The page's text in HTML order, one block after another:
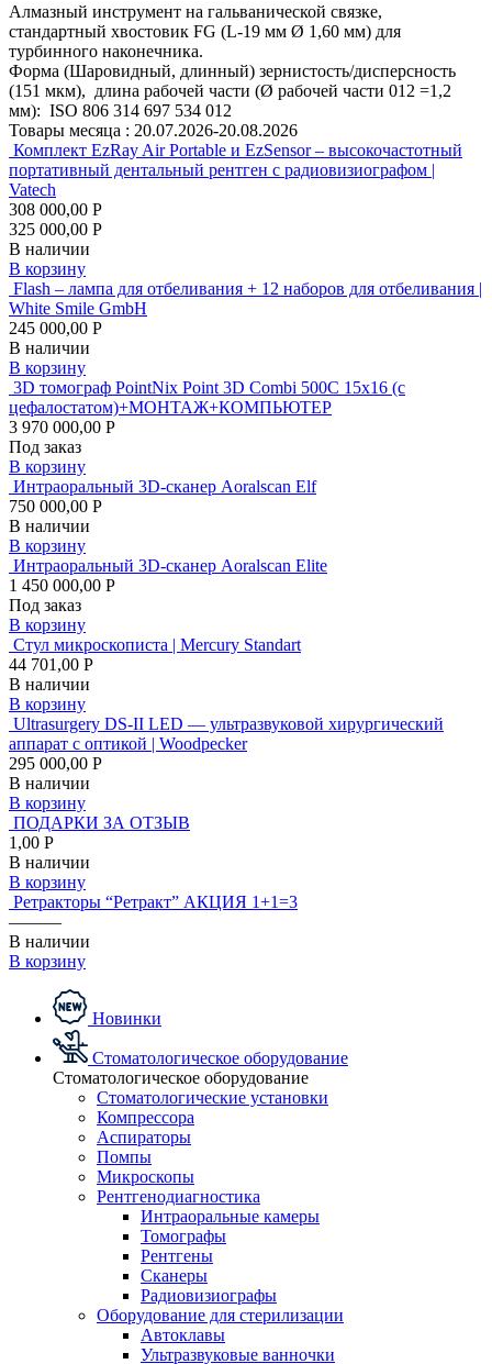
Алмазный инструмент на гальванической связке,
стандартный хвостовик FG (L-19 мм Ø 1,60 мм) для
турбинного наконечника.
Форма (Шаровидный, длинный) зернистость/дисперсность
(151 мкм), длина рабочей части (Ø рабочей части 012 =1,2
мм): ISO 806 314 697 534 012
Товары месяца : 20.07.2026-20.08.2026
Комплект EzRay Air Portable и EzSensor – высокочастотный
портативный дентальный рентген с радиовизиографом |
Vatech
308 000,00 Р
325 000,00 Р
В наличии
В корзину
Flash – лампа для отбеливания + 12 наборов для отбеливания |
White Smile GmbH
245 000,00 Р
В наличии
В корзину
3D томограф PointNix Point 3D Combi 500C 15х16 (с
цефалостатом)+МОНТАЖ+КОМПЬЮТЕР
3 970 000,00 Р
Под заказ
В корзину
Интраоральный 3D-сканер Aoralscan Elf
750 000,00 Р
В наличии
В корзину
Интраоральный 3D-сканер Aoralscan Elite
1 450 000,00 Р
Под заказ
В корзину
Стул микроскописта | Mercury Standart
44 701,00 Р
В наличии
В корзину
Ultrasurgery DS-II LED — ультразвуковой хирургический
аппарат с оптикой | Woodpecker
295 000,00 Р
В наличии
В корзину
ПОДАРКИ ЗА ОТЗЫВ
1,00 Р
В наличии
В корзину
Ретракторы “Ретракт” АКЦИЯ 1+1=3
———
В наличии
В корзину
Новинки
Стоматологическое оборудование
Стоматологическое оборудование
Стоматологические установки
Компрессора
Аспираторы
Помпы
Микроскопы
Рентгенодиагностика
Интраоральные камеры
Томографы
Рентгены
Сканеры
Радиовизиографы
Оборудование для стерилизации
Автоклавы
Ультразвуковые ванночки